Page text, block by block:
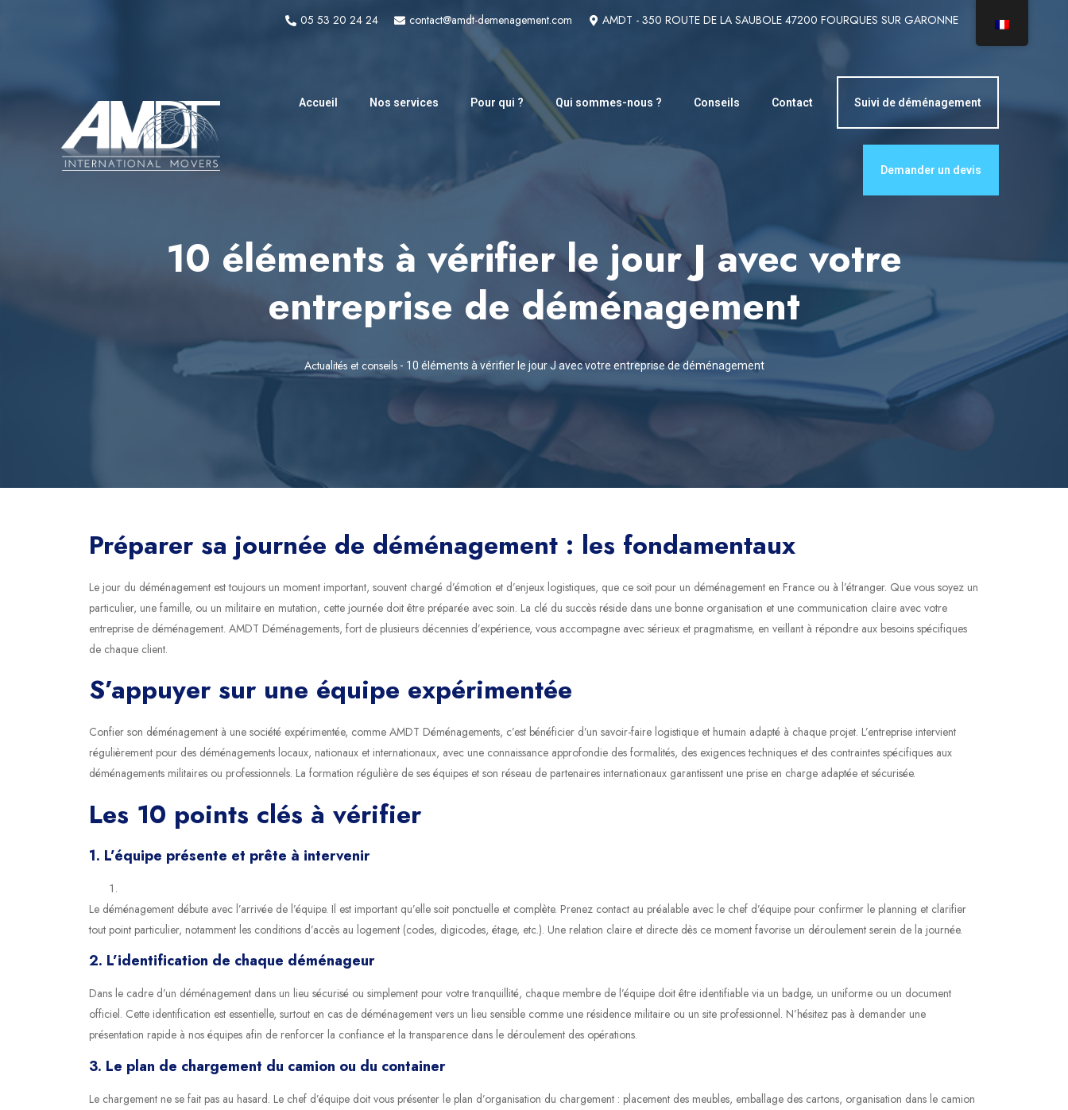
05 53 20 24 24 contact@amdt-demenagement.com AMDT - 350 ROUTE DE LA SAUBOLE 47200 FOURQUES SUR GARONNE
Accueil Nos services Pour qui ? Qui sommes-nous ? Conseils Contact Suivi de déménagement
Demander un devis
10 éléments à vérifier le jour J avec votre
entreprise de déménagement
Actualités et conseils- 10 éléments à vérifier le jour J avec votre entreprise de déménagement
Préparer sa journée de déménagement : les fondamentaux
Le jour du déménagement est toujours un moment important, souvent chargé d’émotion et d’enjeux logistiques, que ce soit pour un déménagement en France ou à l’étranger. Que vous soyez un
particulier, une famille, ou un militaire en mutation, cette journée doit être préparée avec soin. La clé du succès réside dans une bonne organisation et une communication claire avec votre
entreprise de déménagement. AMDT Déménagements, fort de plusieurs décennies d’expérience, vous accompagne avec sérieux et pragmatisme, en veillant à répondre aux besoins spécifiques
de chaque client.
S’appuyer sur une équipe expérimentée
Confier son déménagement à une société expérimentée, comme AMDT Déménagements, c’est bénéficier d’un savoir-faire logistique et humain adapté à chaque projet. L’entreprise intervient
régulièrement pour des déménagements locaux, nationaux et internationaux, avec une connaissance approfondie des formalités, des exigences techniques et des contraintes spécifiques aux
déménagements militaires ou professionnels. La formation régulière de ses équipes et son réseau de partenaires internationaux garantissent une prise en charge adaptée et sécurisée.
Les 10 points clés à vérifier
1. L’équipe présente et prête à intervenir
Le déménagement débute avec l’arrivée de l’équipe. Il est important qu’elle soit ponctuelle et complète. Prenez contact au préalable avec le chef d’équipe pour confirmer le planning et clarifier
tout point particulier, notamment les conditions d’accès au logement (codes, digicodes, étage, etc.). Une relation claire et directe dès ce moment favorise un déroulement serein de la journée.
2. L’identification de chaque déménageur
Dans le cadre d’un déménagement dans un lieu sécurisé ou simplement pour votre tranquillité, chaque membre de l’équipe doit être identifiable via un badge, un uniforme ou un document
officiel. Cette identification est essentielle, surtout en cas de déménagement vers un lieu sensible comme une résidence militaire ou un site professionnel. N’hésitez pas à demander une
présentation rapide à nos équipes afin de renforcer la confiance et la transparence dans le déroulement des opérations.
3. Le plan de chargement du camion ou du container
Le chargement ne se fait pas au hasard. Le chef d’équipe doit vous présenter le plan d’organisation du chargement : placement des meubles, emballage des cartons, organisation dans le camion